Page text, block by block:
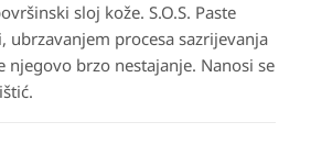
sloj kože. S.O.S. Paste
ubrzavanjem procesa sazrijevanja
njegovo brzo nestajanje. Nanosi se